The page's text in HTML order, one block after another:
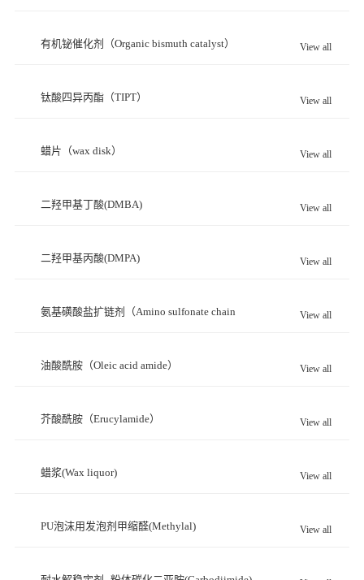
有机铋催化剂（Organic bismuth catalyst） View all
钛酸四异丙酯（TIPT） View all
蜡片（wax disk） View all
二羟甲基丁酸(DMBA) View all
二羟甲基丙酸(DMPA) View all
氨基磺酸盐扩链剂（Amino sulfonate chain View all
油酸酰胺（Oleic acid amide） View all
芥酸酰胺（Erucylamide） View all
蜡浆(Wax liquor) View all
PU泡沫用发泡剂甲缩醛(Methylal) View all